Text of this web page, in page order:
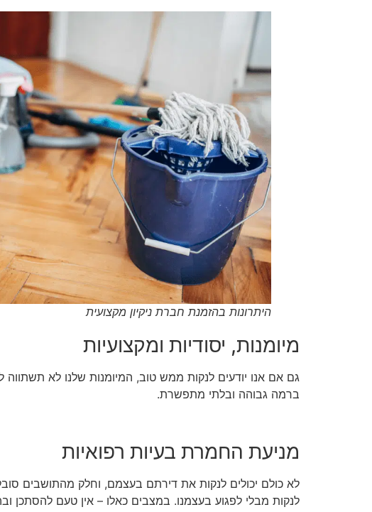
היתרונות בהזמנת חברת ניקיון מקצועית
מיומנות, יסודיות ומקצועיות
גם אם אנו יודעים לנקות ממש טוב, המיומנות שלנו לא תשתווה
ברמה גבוהה ובלתי מתפשרת.
מניעת החמרת בעיות רפואיות
לא כולם יכולים לנקות את דירתם בעצמם, וחלק מהתושבים
לנקות מבלי לפגוע בעצמנו. במצבים כאלו – אין טעם להסתכן